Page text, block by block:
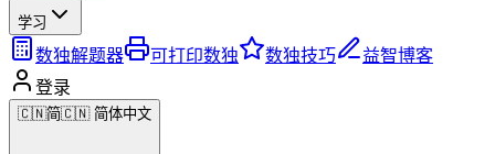
学习
数独解题器 可打印数独 数独技巧
益智博客
登录
🇨🇳简🇨🇳 简体中文